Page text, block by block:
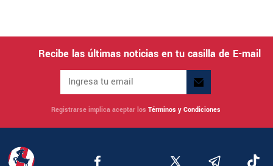
Recibe las últimas noticias en tu casilla de E-mail
Registrarse implica aceptar los Términos y Condiciones